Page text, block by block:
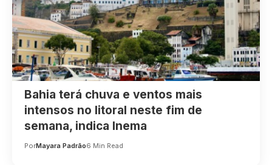
Bahia terá chuva e ventos mais
intensos no litoral neste fim de
semana, indica Inema
PorMayara Padrão6 Min Read